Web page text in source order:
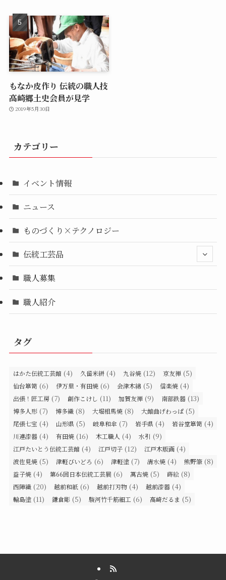
もなか皮作り 伝統の職人技
高崎郷土史会員が見学
2019年5月30日
カテゴリー
イベント情報
ニュース
ものづくり×テクノロジー
伝統工芸品
職人募集
職人紹介
タグ
はかた伝統工芸館 (4) 久留米絣 (4) 九谷焼 (12) 京友禅 (5)
仙台箪笥 (6) 伊万里・有田焼 (6) 会津木綿 (5) 信楽焼 (4)
出張！匠工房 (7) 創作こけし (11) 加賀友禅 (9) 南部鉄器 (13)
博多人形 (7) 博多織 (8) 大堀相馬焼 (8) 大館曲げわっぱ (5)
尾張七宝 (4) 山形県 (5) 岐阜和傘 (7) 岩手県 (4) 岩谷堂箪笥 (4)
川連漆器 (4) 有田焼 (16) 木工職人 (4) 水引 (9)
江戸たいとう伝統工芸館 (4) 江戸切子 (12) 江戸木版画 (4)
波佐見焼 (5) 津軽びいどろ (6) 津軽塗 (7) 清水焼 (4) 熊野筆 (8)
益子焼 (4) 第66回日本伝統工芸展 (6) 萬古焼 (5) 蒔絵 (8)
西陣織 (20) 越前和紙 (6) 越前打刃物 (4) 越前漆器 (4)
輪島塗 (11) 鎌倉彫 (5) 駿河竹千筋細工 (6) 高崎だるま (5)